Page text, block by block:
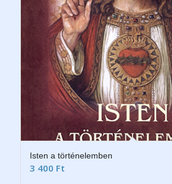
Isten a történelemben
3 400 Ft